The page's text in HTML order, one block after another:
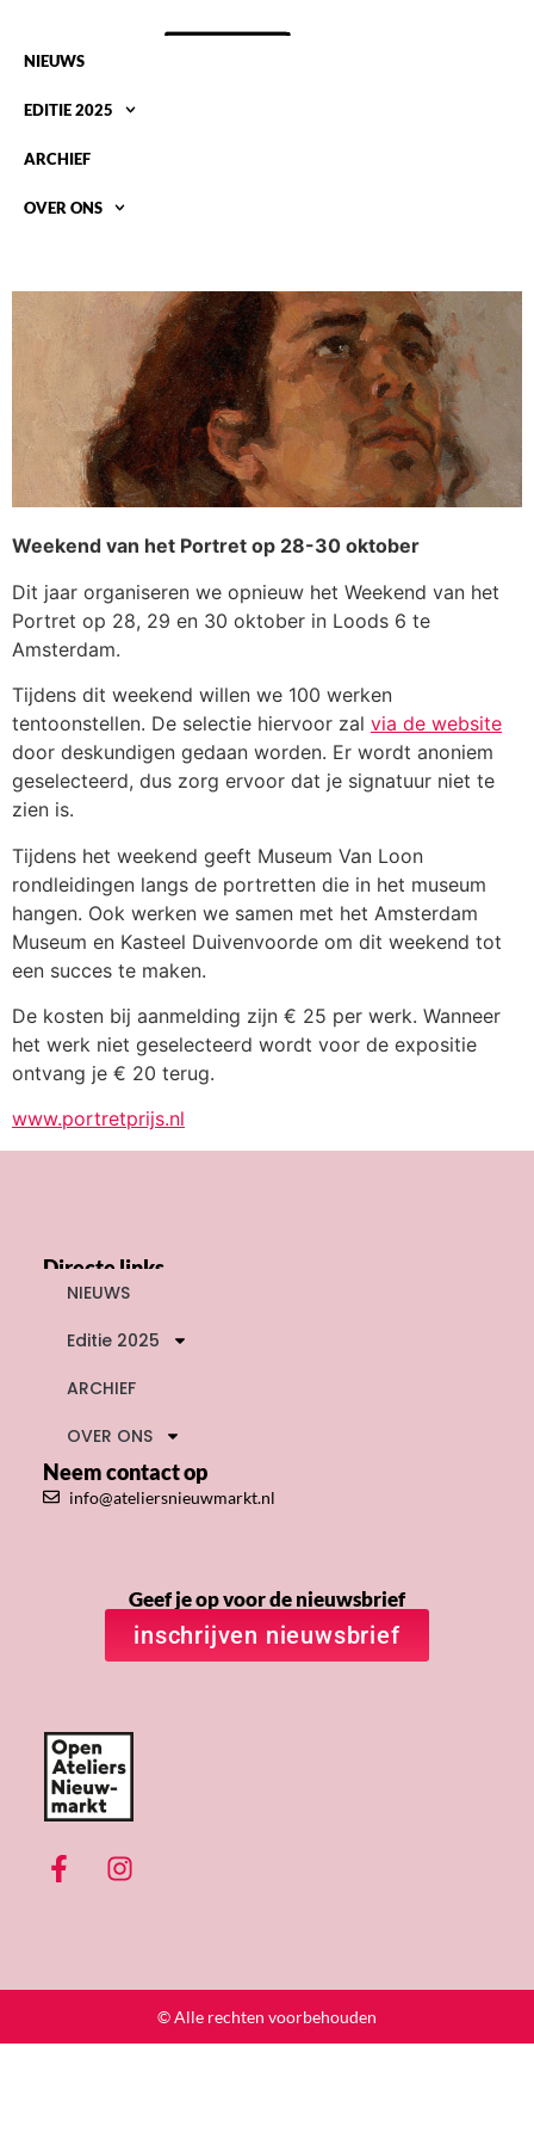
NIEUWS
EDITIE 2025
ARCHIEF
OVER ONS
Weekend van het Portret op 28-30 oktober
Dit jaar organiseren we opnieuw het Weekend van het
Portret op 28, 29 en 30 oktober in Loods 6 te
Amsterdam.
Tijdens dit weekend willen we 100 werken
tentoonstellen. De selectie hiervoor zal via de website
door deskundigen gedaan worden. Er wordt anoniem
geselecteerd, dus zorg ervoor dat je signatuur niet te
zien is.
Tijdens het weekend geeft Museum Van Loon
rondleidingen langs de portretten die in het museum
hangen. Ook werken we samen met het Amsterdam
Museum en Kasteel Duivenvoorde om dit weekend tot
een succes te maken.
De kosten bij aanmelding zijn € 25 per werk. Wanneer
het werk niet geselecteerd wordt voor de expositie
ontvang je € 20 terug.
www.portretprijs.nl
Directe links
NIEUWS
Editie 2025
ARCHIEF
OVER ONS
Neem contact op
info@ateliersnieuwmarkt.nl
Geef je op voor de nieuwsbrief
inschrijven nieuwsbrief
© Alle rechten voorbehouden